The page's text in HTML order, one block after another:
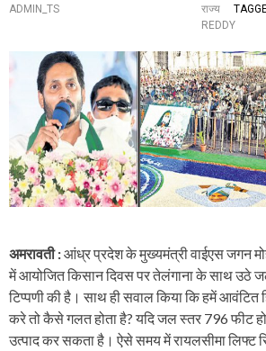
ADMIN_TS
राज्य
REDDY
अमरावती :आंध्र प्रदेश के मुख्यमंत्री वाईएस जगन
में आयोजित किसान दिवस पर तेलंगाना के साथ उठे
टिप्पणी की है। साथ ही सवाल किया कि हमें आवंटित
करे तो कैसे गलत होता है? यदि जल स्तर 796 फीट
उत्पाद कर सकता है। ऐसे समय में रायलसीमा लिफ्ट